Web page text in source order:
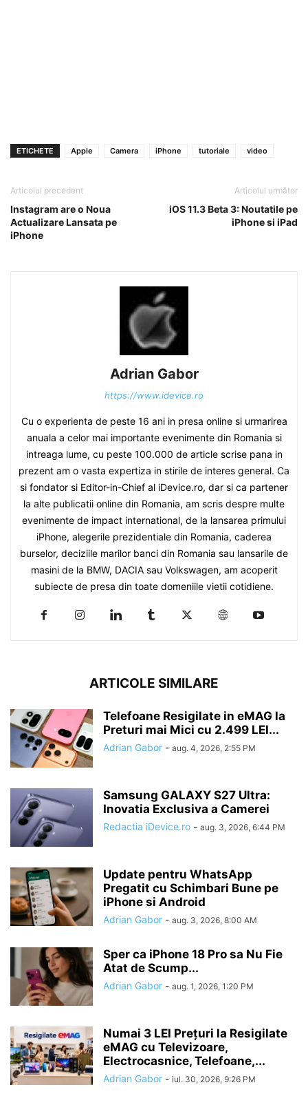
ETICHETE Apple Camera iPhone tutoriale video
Articolul precedent
Instagram are o Noua
Actualizare Lansata pe
iPhone
Articolul următor
iOS 11.3 Beta 3: Noutatile pe
iPhone si iPad
Adrian Gabor
https://www.idevice.ro
Cu o experienta de peste 16 ani in presa online si urmarirea
anuala a celor mai importante evenimente din Romania si
intreaga lume, cu peste 100.000 de article scrise pana in
prezent am o vasta expertiza in stirile de interes general. Ca
si fondator si Editor-in-Chief al iDevice.ro, dar si ca partener
la alte publicatii online din Romania, am scris despre multe
evenimente de impact international, de la lansarea primului
iPhone, alegerile prezidentiale din Romania, caderea
burselor, deciziile marilor banci din Romania sau lansarile de
masini de la BMW, DACIA sau Volkswagen, am acoperit
subiecte de presa din toate domeniile vietii cotidiene.
ARTICOLE SIMILARE
Telefoane Resigilate in eMAG la
Preturi mai Mici cu 2.499 LEI...
Adrian Gabor - aug. 4, 2026, 2:55 PM
Samsung GALAXY S27 Ultra:
Inovatia Exclusiva a Camerei
Redactia iDevice.ro - aug. 3, 2026, 6:44 PM
Update pentru WhatsApp
Pregatit cu Schimbari Bune pe
iPhone si Android
Adrian Gabor - aug. 3, 2026, 8:00 AM
Sper ca iPhone 18 Pro sa Nu Fie
Atat de Scump...
Adrian Gabor - aug. 1, 2026, 1:20 PM
Numai 3 LEI Prețuri la Resigilate
eMAG cu Televizoare,
Electrocasnice, Telefoane,...
Adrian Gabor - iul. 30, 2026, 9:26 PM